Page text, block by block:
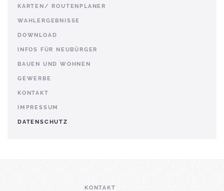
KARTEN/ ROUTENPLANER
WAHLERGEBNISSE
DOWNLOAD
INFOS FÜR NEUBÜRGER
BAUEN UND WOHNEN
GEWERBE
KONTAKT
IMPRESSUM
DATENSCHUTZ
KONTAKT